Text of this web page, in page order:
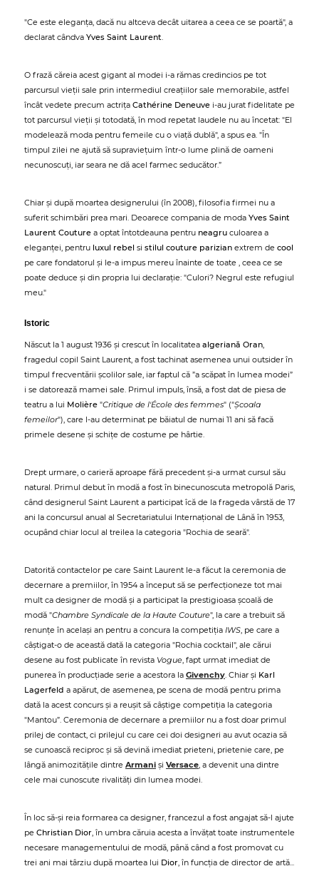
"Ce este eleganța, dacă nu altceva decât uitarea a ceea ce se poartă", a
declarat cândva Yves Saint Laurent.
O frază căreia acest gigant al modei i-a rămas credincios pe tot
parcursul vieții sale prin intermediul creațiilor sale memorabile, astfel
încât vedete precum actrița Cathérine Deneuve i-au jurat fidelitate pe
tot parcursul vieții și totodată, în mod repetat laudele nu au încetat: "El
modelează moda pentru femeile cu o viață dublă", a spus ea. "În
timpul zilei ne ajută să supraviețuim într-o lume plină de oameni
necunoscuți, iar seara ne dă acel farmec seducător.”
Chiar și după moartea designerului (în 2008), filosofia firmei nu a
suferit schimbări prea mari. Deoarece compania de moda Yves Saint
Laurent Couture a optat întotdeauna pentru neagru culoarea a
eleganței, pentru luxul rebel si stilul couture parizian extrem de cool
pe care fondatorul și le-a impus mereu înainte de toate , ceea ce se
poate deduce și din propria lui declarație: "Culori? Negrul este refugiul
meu."
Istoric
Născut la 1 august 1936 și crescut în localitatea algeriană Oran,
fragedul copil Saint Laurent, a fost tachinat asemenea unui outsider în
timpul frecventării școlilor sale, iar faptul că ”a scăpat în lumea modei”
i se datorează mamei sale. Primul impuls, însă, a fost dat de piesa de
teatru a lui Molière "Critique de l'École des femmes" ("Școala
femeilor"), care l-au determinat pe băiatul de numai 11 ani să facă
primele desene și schițe de costume pe hârtie.
Drept urmare, o carieră aproape fără precedent și-a urmat cursul său
natural. Primul debut în modă a fost în binecunoscuta metropolă Paris,
când designerul Saint Laurent a participat îcă de la frageda vârstă de 17
ani la concursul anual al Secretariatului Internațional de Lână în 1953,
ocupând chiar locul al treilea la categoria "Rochia de seară".
Datorită contactelor pe care Saint Laurent le-a făcut la ceremonia de
decernare a premiilor, în 1954 a început să se perfecționeze tot mai
mult ca designer de modă și a participat la prestigioasa școală de
modă "Chambre Syndicale de la Haute Couture", la care a trebuit să
renunțe în același an pentru a concura la competiția IWS, pe care a
câștigat-o de această dată la categoria "Rochia cocktail", ale cărui
desene au fost publicate în revista Vogue, fapt urmat imediat de
punerea în producțiade serie a acestora la Givenchy. Chiar și Karl
Lagerfeld a apărut, de asemenea, pe scena de modă pentru prima
dată la acest concurs și a reușit să câștige competiția la categoria
"Mantou”. Ceremonia de decernare a premiilor nu a fost doar primul
prilej de contact, ci prilejul cu care cei doi designeri au avut ocazia să
se cunoască reciproc și să devină imediat prieteni, prietenie care, pe
lângă animozitățile dintre Armani și Versace, a devenit una dintre
cele mai cunoscute rivalități din lumea modei.
În loc să-și reia formarea ca designer, francezul a fost angajat să-l ajute
pe Christian Dior, în umbra căruia acesta a învățat toate instrumentele
necesare managementului de modă, până când a fost promovat cu
trei ani mai târziu după moartea lui Dior, în funcția de director de artă...